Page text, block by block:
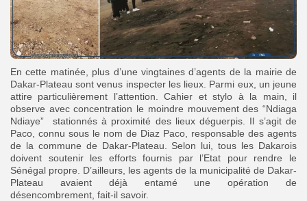
En cette matinée, plus d’une vingtaines d’agents de la mairie de
Dakar-Plateau sont venus inspecter les lieux. Parmi eux, un jeune
attire particulièrement l’attention. Cahier et stylo à la main, il
observe avec concentration le moindre mouvement des “Ndiaga
Ndiaye” stationnés à proximité des lieux déguerpis. Il s’agit de
Paco, connu sous le nom de Diaz Paco, responsable des agents
de la commune de Dakar-Plateau. Selon lui, tous les Dakarois
doivent soutenir les efforts fournis par l’Etat pour rendre le
Sénégal propre. D’ailleurs, les agents de la municipalité de Dakar-
Plateau avaient déjà entamé une opération de
désencombrement, fait-il savoir.